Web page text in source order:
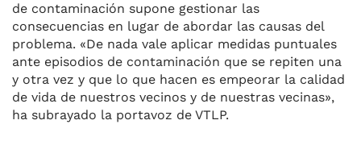
de contaminación supone gestionar las
consecuencias en lugar de abordar las causas del
problema. «De nada vale aplicar medidas puntuales
ante episodios de contaminación que se repiten una
y otra vez y que lo que hacen es empeorar la calidad
de vida de nuestros vecinos y de nuestras vecinas»,
ha subrayado la portavoz de VTLP.